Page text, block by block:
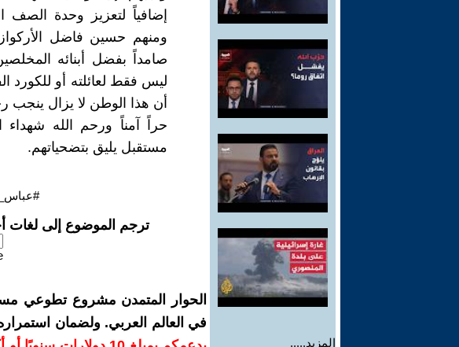
المزيد.....
إضافياً لتعزيز وحدة الصف
ومنهم حسين فاضل
صامداً بفضل أبنائه
ليس فقط لعائلته أو للكورد
أن هذا الوطن لا يزال ينجب
حراً آمناً ورحم الله شهداء
مستقبل يليق بتضحياتهم.
ترجم الموضوع إلى لغات
الحوار المتمدن مشروع تطوعي
في العالم العربي. ولضمان